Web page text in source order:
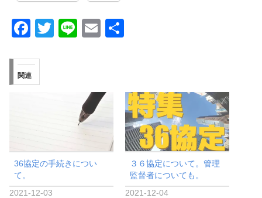
F
c
e
o
k
T
Li
E
関連
36協定の手続きについ
て。
2021-12-03
３６協定について。管理
監督者についても。
2021-12-04